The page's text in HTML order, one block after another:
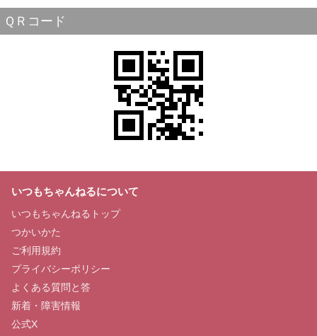
ＱＲコード
いつもちゃんねるについて
いつもちゃんねるトップ
つかいかた
ご利用規約
プライバシーポリシー
よくある質問と答
新着・障害情報
公式X